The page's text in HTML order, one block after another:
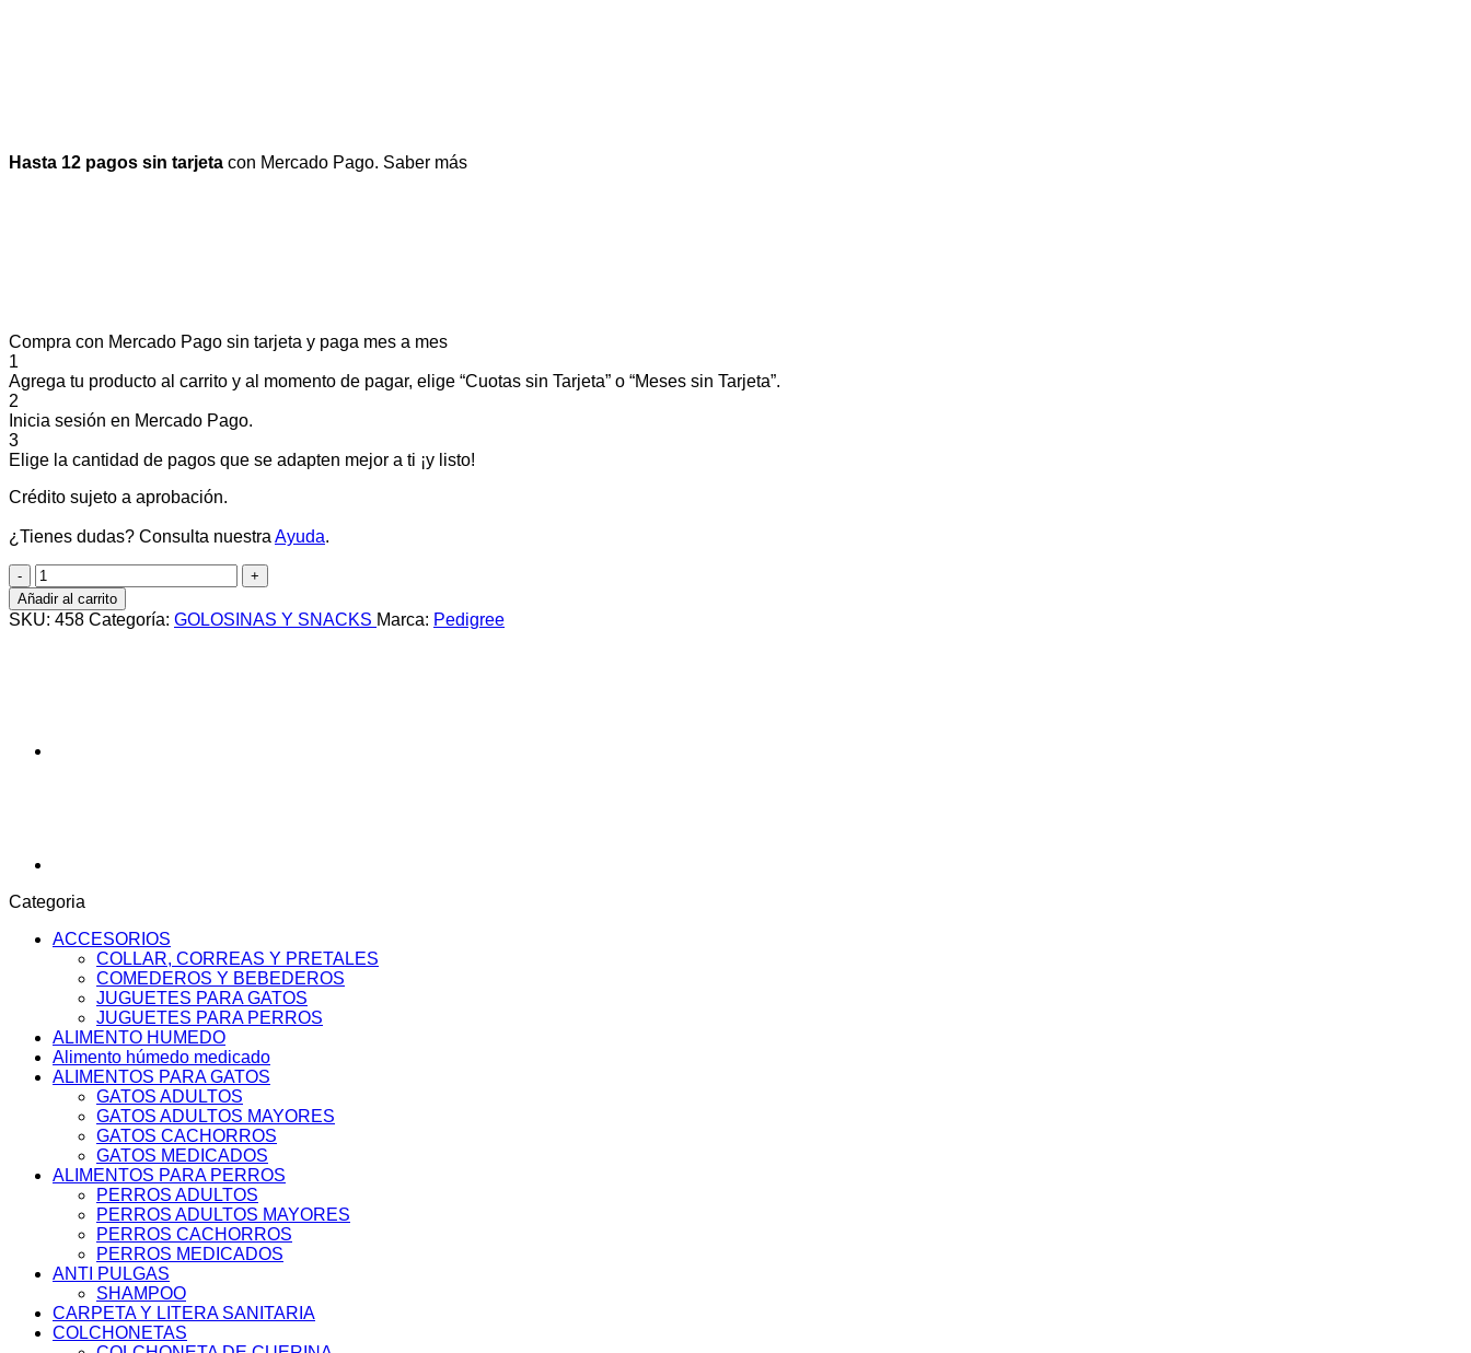
Hasta 12 pagos sin tarjeta con Mercado Pago. Saber más
Compra con Mercado Pago sin tarjeta y paga mes a mes
1
Agrega tu producto al carrito y al momento de pagar, elige “Cuotas sin Tarjeta” o “Meses sin Tarjeta”.
2
Inicia sesión en Mercado Pago.
3
Elige la cantidad de pagos que se adapten mejor a ti ¡y listo!
Crédito sujeto a aprobación.
¿Tienes dudas? Consulta nuestra Ayuda.
PEDIGREE
RODEO
SABOR
POLLO
Añadir al carrito
SKU: 458 Categoría: GOLOSINAS Y SNACKS Marca: Pedigree
Categoria
ACCESORIOS
COLLAR, CORREAS Y PRETALES
COMEDEROS Y BEBEDEROS
JUGUETES PARA GATOS
JUGUETES PARA PERROS
ALIMENTO HUMEDO
Alimento húmedo medicado
ALIMENTOS PARA GATOS
GATOS ADULTOS
GATOS ADULTOS MAYORES
GATOS CACHORROS
GATOS MEDICADOS
ALIMENTOS PARA PERROS
PERROS ADULTOS
PERROS ADULTOS MAYORES
PERROS CACHORROS
PERROS MEDICADOS
ANTI PULGAS
SHAMPOO
CARPETA Y LITERA SANITARIA
COLCHONETAS